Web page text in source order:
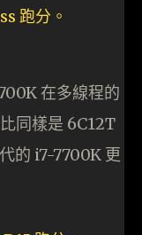
在多線程的
同樣是 6C12T
的 i7-7700K 更